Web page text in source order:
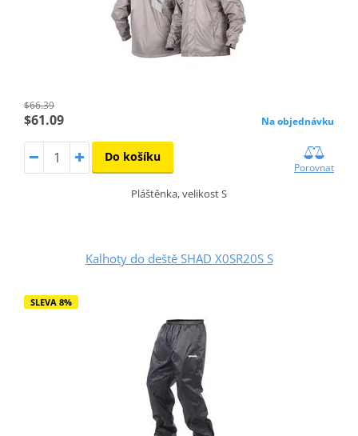
$66.39
$61.09 Na objednávku
Do košíku
Porovnat
Pláštěnka, velikost S
Kalhoty do deště SHAD X0SR20S S
SLEVA 8%